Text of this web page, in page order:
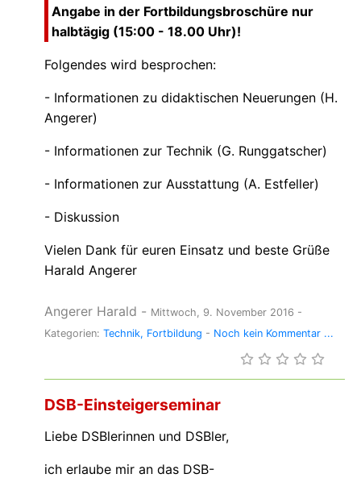
Angabe in der Fortbildungsbroschüre nur
halbtägig (15:00 - 18.00 Uhr)!
Folgendes wird besprochen:
- Informationen zu didaktischen Neuerungen (H.
Angerer)
- Informationen zur Technik (G. Runggatscher)
- Informationen zur Ausstattung (A. Estfeller)
- Diskussion
Vielen Dank für euren Einsatz und beste Grüße
Harald Angerer
Angerer Harald - Mittwoch, 9. November 2016 -
Kategorien: Technik Fortbildung - Noch kein Kommentar ...
DSB-Einsteigerseminar
Liebe DSBlerinnen und DSBler,
ich erlaube mir an das DSB-